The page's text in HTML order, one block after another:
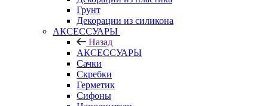
Грунт
Декорации из силикона
АКСЕССУАРЫ
Назад
АКСЕССУАРЫ
Сачки
Скребки
Герметик
Сифоны